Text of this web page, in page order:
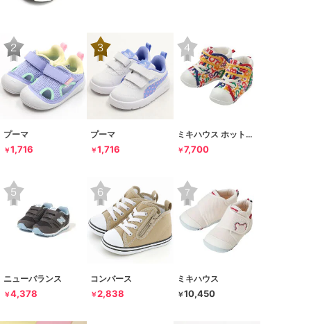
プーマ
￥1,716
プーマ
￥1,716
ミキハウス ホットビスケッツ
￥7,700
ニューバランス
￥4,378
コンバース
￥2,838
ミキハウス
￥10,450